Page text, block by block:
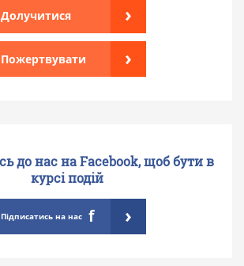
Долучитися ›
Пожертвувати ›
до нас на Facebook, щоб бути в
курсі подій
Підписатись на нас f ›